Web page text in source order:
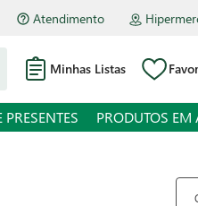
Atendimento
Minhas Listas
PRESENTES PRODUTOS EM